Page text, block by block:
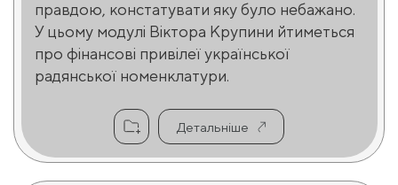
правдою, констатувати яку було небажано.
У цьому модулі Віктора Крупини йтиметься
про фінансові привілеї української
радянської номенклатури.
Детальніше